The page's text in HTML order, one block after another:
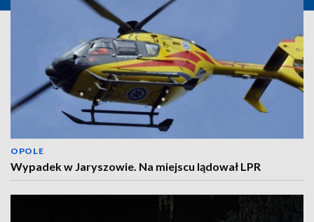
OPOLE
Wypadek w Jaryszowie. Na miejscu lądował LPR